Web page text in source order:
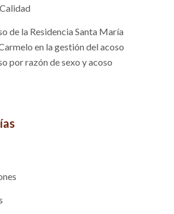
de la Residencia Santa María
en la gestión del acoso
por razón de sexo y acoso